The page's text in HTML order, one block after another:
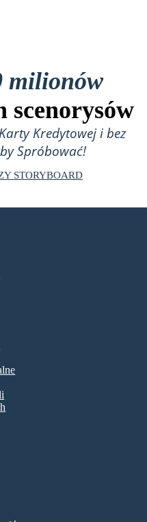
milionów
scenorysów
Kredytowej i bez
Spróbować!
STORYBOARD